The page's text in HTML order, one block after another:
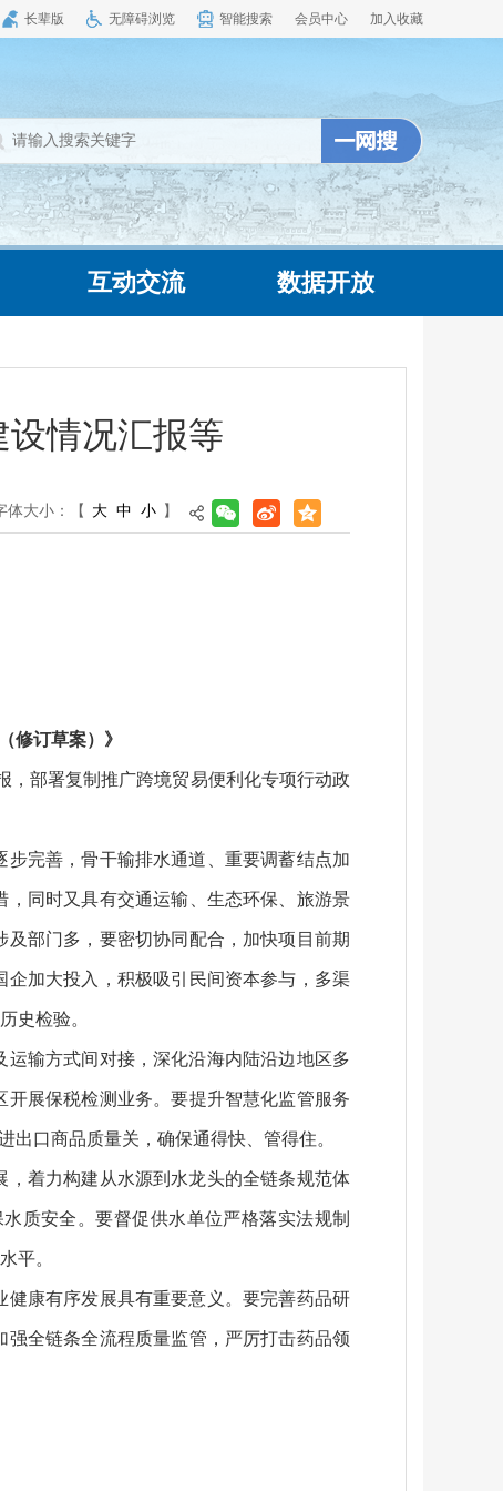
长辈版 无障碍浏览 智能搜索 会员中心 加入收藏
互动交流 数据开放
情况汇报等
体大小： 【 大 中 小 】
修订草案）》
，部署复制推广跨境贸易便利化专项行动政
完善，骨干输排水通道、重要调蓄结点加
同时又具有交通运输、生态环保、旅游景
部门多，要密切协同配合，加快项目前期
加大投入，积极吸引民间资本参与，多渠
史检验。
输方式间对接，深化沿海内陆沿边地区多
展保税检测业务。要提升智慧化监管服务
口商品质量关，确保通得快、管得住。
着力构建从水源到水龙头的全链条规范体
质安全。要督促供水单位严格落实法规制
平。
康有序发展具有重要意义。要完善药品研
全链条全流程质量监管，严厉打击药品领